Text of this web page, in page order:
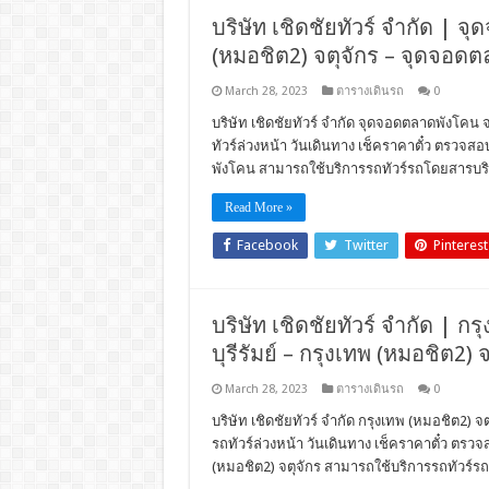
บริษัท เชิดชัยทัวร์ จำกัด | จุ
(หมอชิต2) จตุจักร – จุดจอด
March 28, 2023 ตารางเดินรถ 0
บริษัท เชิดชัยทัวร์ จำกัด จุดจอดตลาดพังโคน
ทัวร์ล่วงหน้า วันเดินทาง เช็คราคาตั๋ว ตรวจส
พังโคน สามารถใช้บริการรถทัวร์รถโดยสาร
Read More »
Facebook Twitter Pinterest
บริษัท เชิดชัยทัวร์ จำกัด | ก
บุรีรัมย์ – กรุงเทพ (หมอชิต2)
March 28, 2023 ตารางเดินรถ 0
บริษัท เชิดชัยทัวร์ จำกัด กรุงเทพ (หมอชิต2) จ
รถทัวร์ล่วงหน้า วันเดินทาง เช็คราคาตั๋ว ตรว
(หมอชิต2) จตุจักร สามารถใช้บริการรถทัวร์